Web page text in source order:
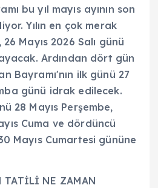
bu yıl mayıs ayının son
Yılın en çok merak
Mayıs 2026 Salı günü
Ardından dört gün
Bayramı'nın ilk günü 27
günü idrak edilecek.
28 Mayıs Perşembe,
Cuma ve dördüncü
Mayıs Cumartesi gününe
TATİLİ NE ZAMAN